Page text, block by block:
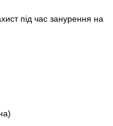
під час занурення на